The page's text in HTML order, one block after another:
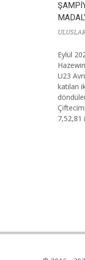
Eylül
U23
katılan
7,52,81